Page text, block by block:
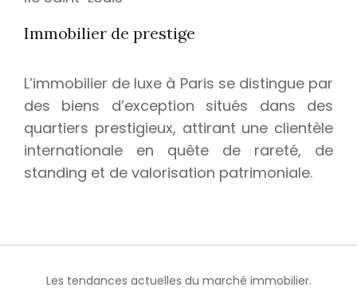
Immobilier de prestige
L’immobilier de luxe à Paris se distingue par
des biens d’exception situés dans des
quartiers prestigieux, attirant une clientèle
internationale en quête de rareté, de
standing et de valorisation patrimoniale.
Les tendances actuelles du marché immobilier.